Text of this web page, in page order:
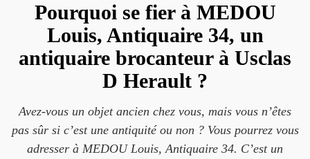
Pourquoi se fier à MEDOU
Louis, Antiquaire 34, un
antiquaire brocanteur à Usclas
D Herault ?
Avez-vous un objet ancien chez vous, mais vous n’êtes
pas sûr si c’est une antiquité ou non ? Vous pourrez vous
adresser à MEDOU Louis, Antiquaire 34. C’est un